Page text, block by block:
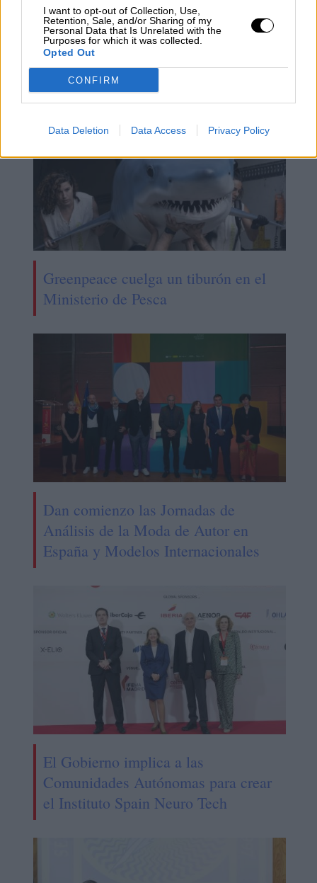
I want to opt-out of Collection, Use,
Retention, Sale, and/or Sharing of my
Personal Data that Is Unrelated with the
Purposes for which it was collected.
Opted Out
CONFIRM
Data Deletion Data Access Privacy Policy
Más de 11 millones para el PERTE
del coche eléctrico
Greenpeace cuelga un tiburón en el
Ministerio de Pesca
Dan comienzo las Jornadas de
Análisis de la Moda de Autor en
España y Modelos Internacionales
El Gobierno implica a las
Comunidades Autónomas para crear
el Instituto Spain Neuro Tech